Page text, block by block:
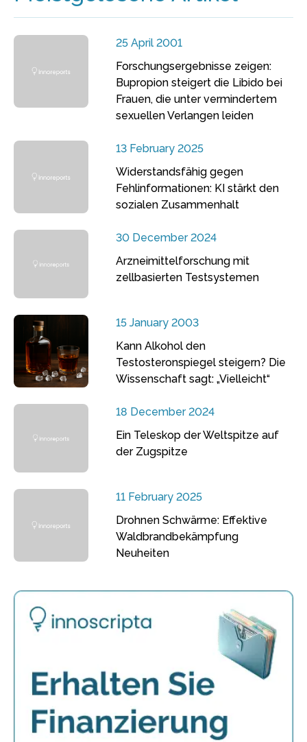
25 April 2001
Forschungsergebnisse zeigen:
Bupropion steigert die Libido bei
Frauen, die unter vermindertem
sexuellen Verlangen leiden
13 February 2025
Widerstandsfähig gegen
Fehlinformationen: KI stärkt den
sozialen Zusammenhalt
30 December 2024
Arzneimittelforschung mit
zellbasierten Testsystemen
15 January 2003
Kann Alkohol den
Testosteronspiegel steigern? Die
Wissenschaft sagt: „Vielleicht“
18 December 2024
Ein Teleskop der Weltspitze auf
der Zugspitze
11 February 2025
Drohnen Schwärme: Effektive
Waldbrandbekämpfung
Neuheiten